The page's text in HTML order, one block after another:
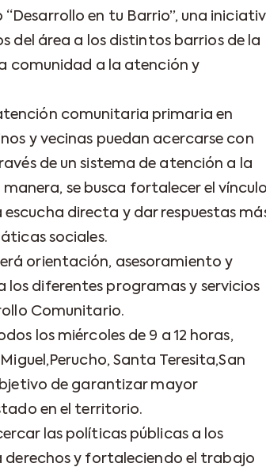
en tu Barrio”, una
del área a los distintos barrios de la
comunidad a la atención y
comunitaria primaria en
y vecinas puedan acercarse con
de un sistema de atención a la
se busca fortalecer el vínculo
directa y dar respuestas
sociales.
orientación, asesoramiento y
diferentes programas y servicios
Comunitario.
los miércoles de 9 a 12 horas,
Santa Teresita,San
de garantizar mayor
en el territorio.
las políticas públicas a los
derechos y fortaleciendo el trabajo